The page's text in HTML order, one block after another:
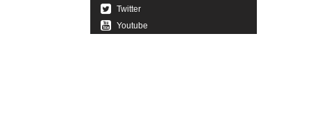
Twitter
Youtube